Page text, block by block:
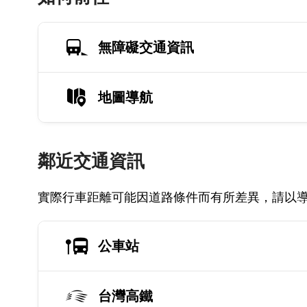
無障礙交通資訊
地圖導航
鄰近交通資訊
實際行車距離可能因道路條件而有所差異，請以
公車站
台灣高鐵